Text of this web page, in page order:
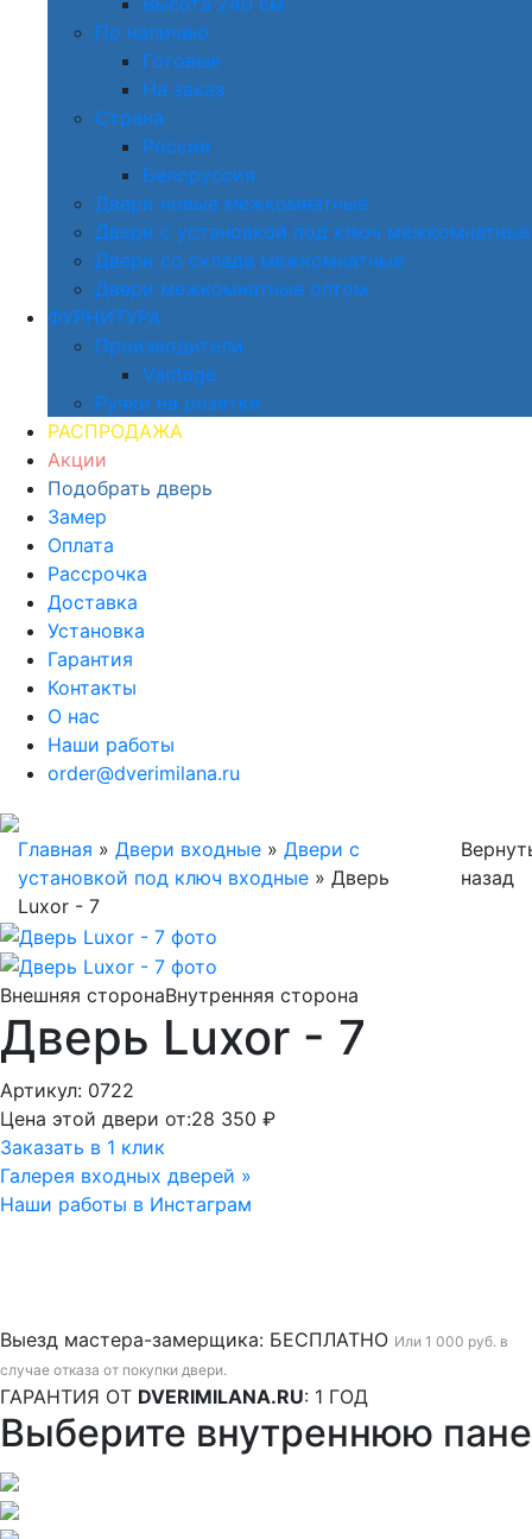
По наличию
Готовые
На заказ
Страна
Россия
Белоруссия
Двери новые межкомнатные
Двери с установкой под ключ межкомнатные
Двери со склада межкомнатные
Двери межкомнатные оптом
ФУРНИТУРА
Производители
Vantage
Ручки на розетке
РАСПРОДАЖА
Акции
Подобрать дверь
Замер
Оплата
Рассрочка
Доставка
Установка
Гарантия
Контакты
О нас
Наши работы
order@dverimilana.ru
Главная » Двери входные » Двери с
установкой под ключ входные » Дверь
Luxor - 7
назад
Внешняя сторонаВнутренняя сторона
Дверь Luxor - 7
Артикул: 0722
Цена этой двери от:28 350 ₽
Заказать в 1 клик
Галерея входных дверей »
Наши работы в Инстаграм
Выезд мастера-замерщика: БЕСПЛАТНО Или 1 000 руб. в
случае отказа от покупки двери.
ГАРАНТИЯ ОТ DVERIMILANA.RU: 1 ГОД
Выберите внутреннюю